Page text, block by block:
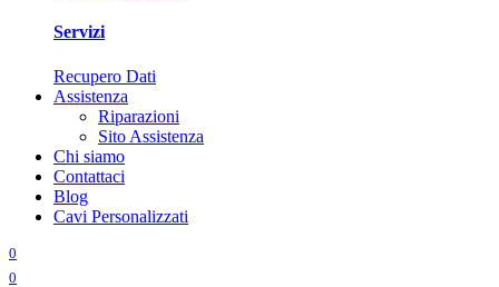
Servizi
Recupero Dati
Assistenza
Riparazioni
Sito Assistenza
Chi siamo
Contattaci
Blog
Cavi Personalizzati
0
0